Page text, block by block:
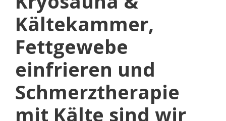
Kältekammer,
Fettgewebe
einfrieren und
Schmerztherapie
mit Kälte sind wir